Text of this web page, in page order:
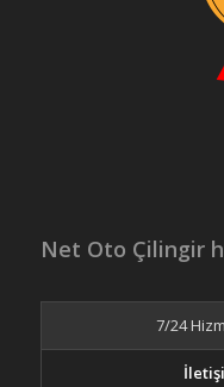
Net Oto Çilingir
7/24